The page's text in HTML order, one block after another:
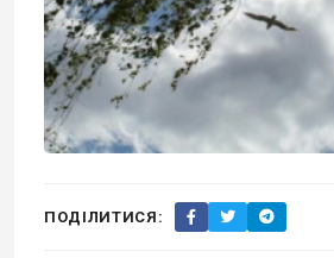
ПОДІЛИТИСЯ: